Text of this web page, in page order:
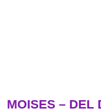
MOISES – DEL